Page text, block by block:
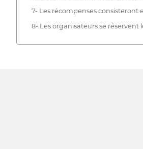
7- Les récompenses consisteront
8- Les organisateurs se